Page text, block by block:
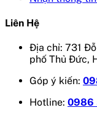
Liên Hệ
Địa chỉ: 731
phố Thủ Đức,
Góp ý kiến:
Hotline: 0986